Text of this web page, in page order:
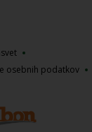
osebnih podatkov